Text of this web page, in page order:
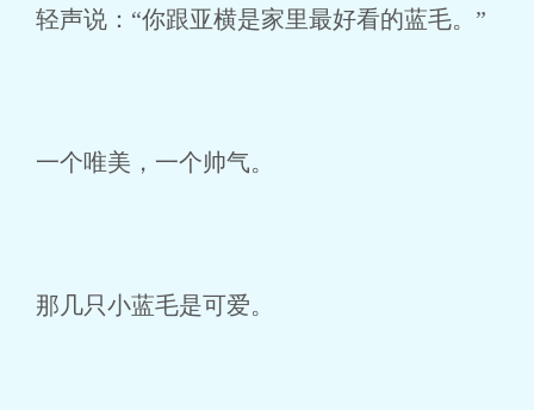
轻声说：“你跟亚横是家里最好看的蓝毛。”
一个唯美，一个帅气。
那几只小蓝毛是可爱。